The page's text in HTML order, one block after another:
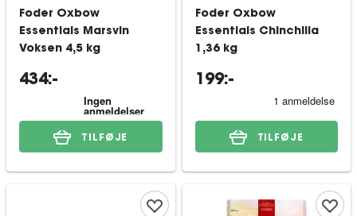
Foder Oxbow
Essentials Marsvin
Voksen 4,5 kg
434:-
TILFØJE
Foder Oxbow
Essentials Chinchilla
1,36 kg
199:-
TILFØJE